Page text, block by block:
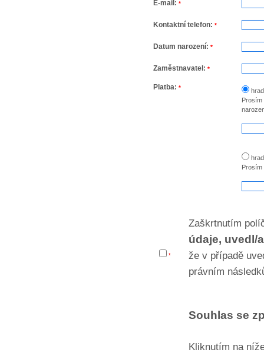
E-mail: *
Kontaktní telefon: *
Datum narození: *
Zaměstnavatel: *
Platba: *
Prosím
Prosím
*
Zaškrtnutím
údaje, uvedl/
že v případě
právním
Souhlas se
Kliknutím na